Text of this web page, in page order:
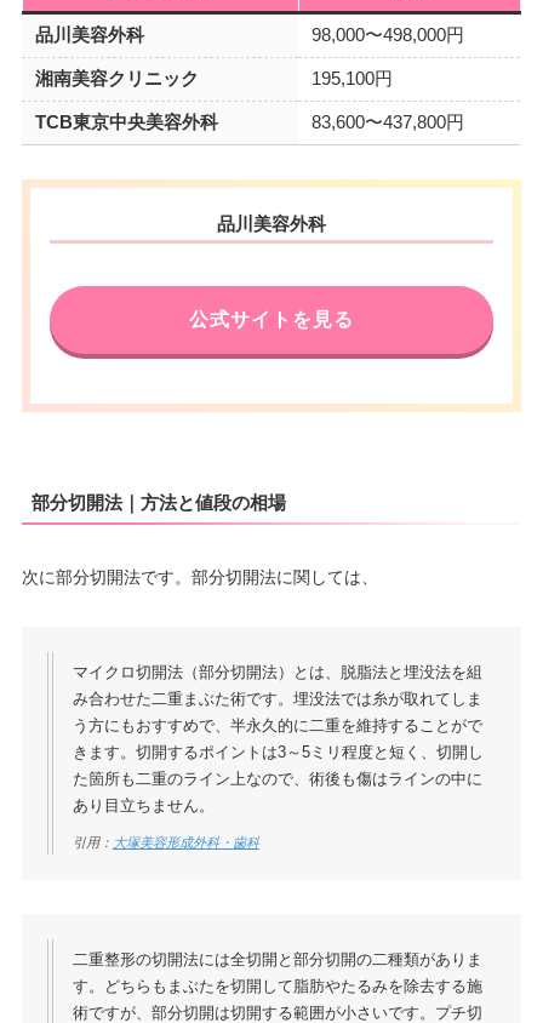
品川美容外科 98,000〜498,000円
湘南美容クリニック 195,100円
TCB東京中央美容外科 83,600〜437,800円
品川美容外科
公式サイトを見る
部分切開法｜方法と値段の相場
次に部分切開法です。部分切開法に関しては、
マイクロ切開法（部分切開法）とは、脱脂法と埋没法を組
み合わせた二重まぶた術です。埋没法では糸が取れてしま
う方にもおすすめで、半永久的に二重を維持することがで
きます。切開するポイントは3～5ミリ程度と短く、切開し
た箇所も二重のライン上なので、術後も傷はラインの中に
あり目立ちません。
引用： 大塚美容形成外科・歯科
二重整形の切開法には全切開と部分切開の二種類がありま
す。どちらもまぶたを切開して脂肪やたるみを除去する施
術ですが、部分切開は切開する範囲が小さいです。プチ切